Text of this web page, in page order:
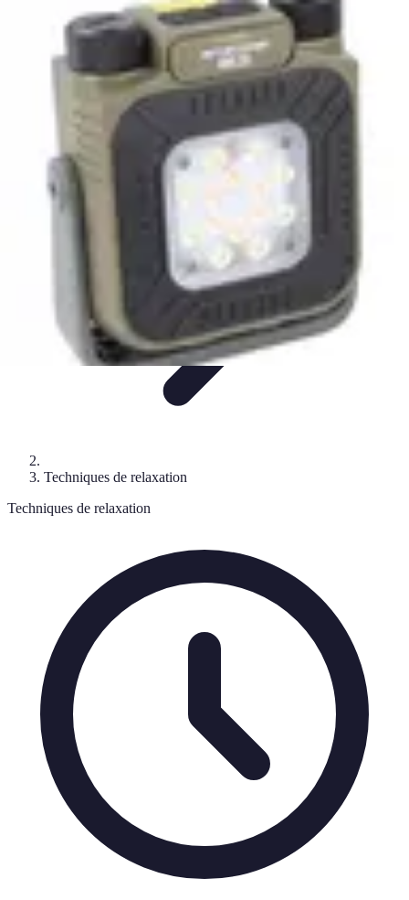
Relaxations Rapides
Techniques de RelaxationConseils PratiquesRoutine
Technologie Routines
Relaxations Rapides
Techniques de relaxation
Techniques de relaxation